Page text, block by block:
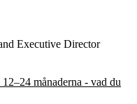
Executive Director
månaderna - vad du